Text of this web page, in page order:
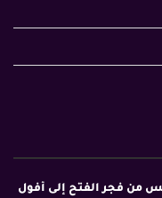
من فجر الفتح إلى أفول